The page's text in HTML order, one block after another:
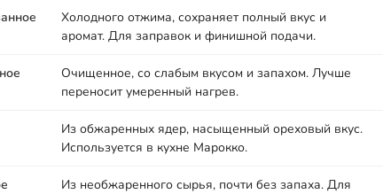
Холодного отжима, сохраняет полный вкус и
аромат. Для заправок и финишной подачи.
Очищенное, со слабым вкусом и запахом. Лучше
переносит умеренный нагрев.
Из обжаренных ядер, насыщенный ореховый вкус.
Используется в кухне Марокко.
Из необжаренного сырья, почти без запаха. Для